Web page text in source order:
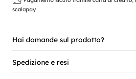
scalapay
Hai domande sul prodotto?
Spedizione e resi